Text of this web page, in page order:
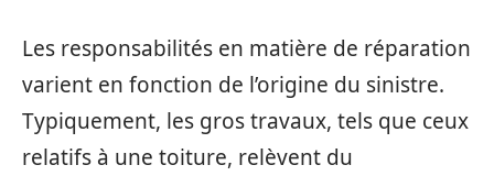
Les responsabilités en matière de réparation
varient en fonction de l’origine du sinistre.
Typiquement, les gros travaux, tels que ceux
relatifs à une toiture, relèvent du